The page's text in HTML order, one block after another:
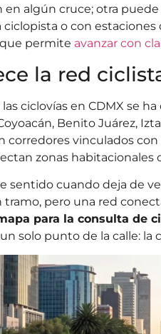
algún cruce; otra
o con
permite avanzar con
la red
ciclovías en CDMX se
Benito Juárez,
corredores vinculados con
zonas
sentido cuando deja de
pero una red
para la consulta de
solo punto de la calle: la